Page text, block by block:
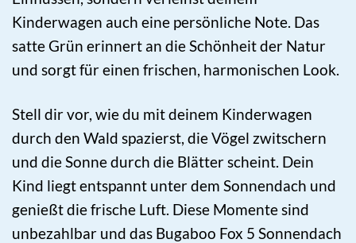
Kinderwagen auch eine persönliche Note. Das
satte Grün erinnert an die Schönheit der Natur
und sorgt für einen frischen, harmonischen Look.
Stell dir vor, wie du mit deinem Kinderwagen
durch den Wald spazierst, die Vögel zwitschern
und die Sonne durch die Blätter scheint. Dein
Kind liegt entspannt unter dem Sonnendach und
genießt die frische Luft. Diese Momente sind
unbezahlbar und das Bugaboo Fox 5 Sonnendach